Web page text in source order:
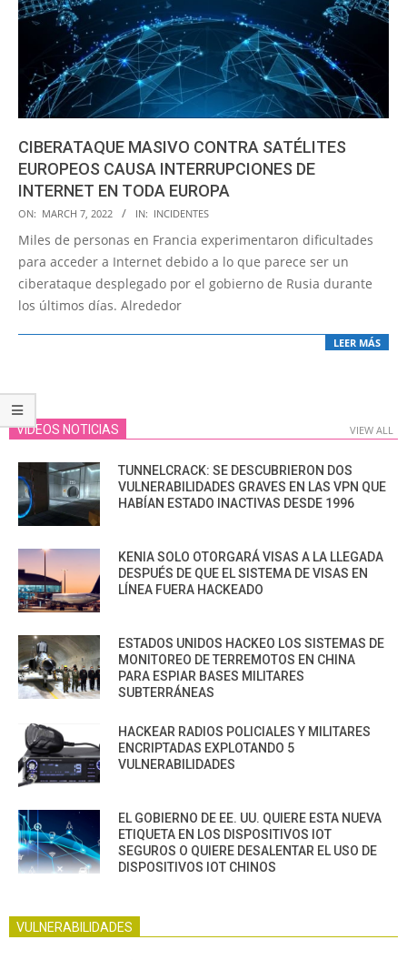
CIBERATAQUE MASIVO CONTRA SATÉLITES
EUROPEOS CAUSA INTERRUPCIONES DE
INTERNET EN TODA EUROPA
2022-
03-
ON: MARCH 7, 2022 IN: INCIDENTES
Miles de personas en Francia experimentaron dificultades
para acceder a Internet debido a lo que parece ser un
ciberataque desplegado por el gobierno de Rusia durante
los últimos días. Alrededor
LEER MÁS
VIDEOS NOTICIAS VIEW ALL
TUNNELCRACK: SE DESCUBRIERON DOS
VULNERABILIDADES GRAVES EN LAS VPN QUE
HABÍAN ESTADO INACTIVAS DESDE 1996
KENIA SOLO OTORGARÁ VISAS A LA LLEGADA
DESPUÉS DE QUE EL SISTEMA DE VISAS EN
LÍNEA FUERA HACKEADO
ESTADOS UNIDOS HACKEO LOS SISTEMAS DE
MONITOREO DE TERREMOTOS EN CHINA
PARA ESPIAR BASES MILITARES
SUBTERRÁNEAS
HACKEAR RADIOS POLICIALES Y MILITARES
ENCRIPTADAS EXPLOTANDO 5
VULNERABILIDADES
EL GOBIERNO DE EE. UU. QUIERE ESTA NUEVA
ETIQUETA EN LOS DISPOSITIVOS IOT
SEGUROS O QUIERE DESALENTAR EL USO DE
DISPOSITIVOS IOT CHINOS
VULNERABILIDADES